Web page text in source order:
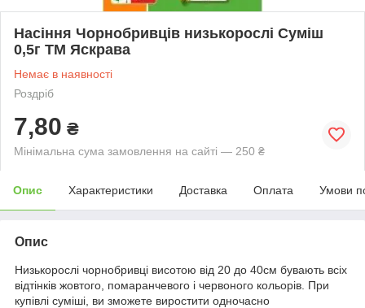
Насіння Чорнобривців низькорослі Суміш
0,5г ТМ Яскрава
Немає в наявності
Роздріб
7,80 ₴
Мінімальна сума замовлення на сайті — 250 ₴
Опис Характеристики Доставка Оплата Умови
Опис
Низькорослі чорнобривці висотою від 20 до 40см бувають всіх
відтінків жовтого, помаранчевого і червоного кольорів. При
купівлі суміші, ви зможете виростити одночасно